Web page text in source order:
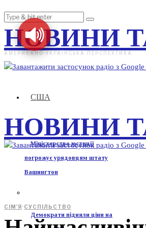
НОВИНИ
АМЕРИКАНО-УКРАЇНСЬКА ПЕРСПЕКТИВА
США
Міністерство юстиції
погрожує урядовцям штату
Вашингтон
Демократи підняли ціни на
НОВИНИ
СІМ'Я·СУСПІЛЬСТВО